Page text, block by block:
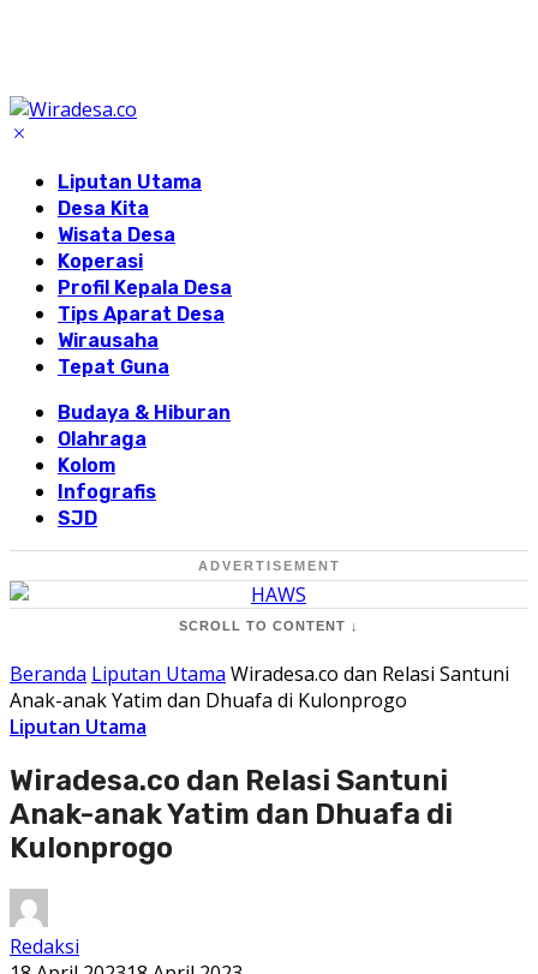
Liputan Utama
Desa Kita
Wisata Desa
Koperasi
Profil Kepala Desa
Tips Aparat Desa
Wirausaha
Tepat Guna
Budaya & Hiburan
Olahraga
Kolom
Infografis
SJD
ADVERTISEMENT
SCROLL TO CONTENT ↓
Beranda Liputan Utama Wiradesa.co dan Relasi Santuni
Anak-anak Yatim dan Dhuafa di Kulonprogo
Liputan Utama
Wiradesa.co dan Relasi Santuni
Anak-anak Yatim dan Dhuafa di
Kulonprogo
Redaksi